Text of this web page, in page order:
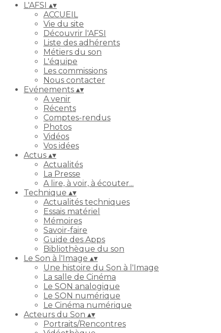
L'AFSI ▴▾
ACCUEIL
Vie du site
Découvrir l'AFSI
Liste des adhérents
Métiers du son
L'équipe
Les commissions
Nous contacter
Evénements ▴▾
A venir
Récents
Comptes-rendus
Photos
Vidéos
Vos idées
Actus ▴▾
Actualités
La Presse
A lire, à voir, à écouter...
Technique ▴▾
Actualités techniques
Essais matériel
Mémoires
Savoir-faire
Guide des Apps
Bibliothèque du son
Le Son à l'Image ▴▾
Une histoire du Son à l'Image
La salle de Cinéma
Le SON analogique
Le SON numérique
Le Cinéma numérique
Acteurs du Son ▴▾
Portraits/Rencontres